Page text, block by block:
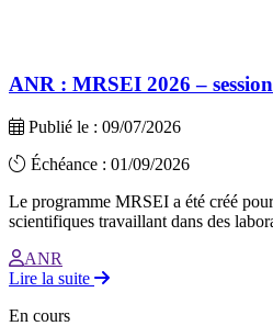
ANR : MRSEI 2026 –
Publié le : 09/07/2026
Échéance : 01/09/2026
Le programme MRSEI a été créé
scientifiques travaillant dans des
ANR
Lire la suite
En cours